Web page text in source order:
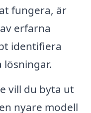
fungera, är
erfarna
identifiera
vill du byta ut
nyare modell